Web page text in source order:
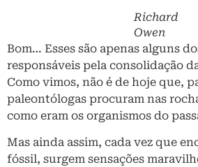
Richard
Owen
Bom… Esses são apenas alguns
responsáveis pela consolidação
Como vimos, não é de hoje que,
paleontólogas procuram nas
como eram os organismos do
Mas ainda assim, cada vez que
fóssil, surgem sensações